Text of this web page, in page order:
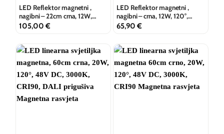
LED Reflektor magnetni ,
nagibni – 22cm crna, 12W,
120°, 3000K, CRI90, DALI
105,00 €
LED Reflektor magnetni ,
nagibni – crna, 12W, 120°,
UGR<19, 48V DC, 3000K,
65,90 €